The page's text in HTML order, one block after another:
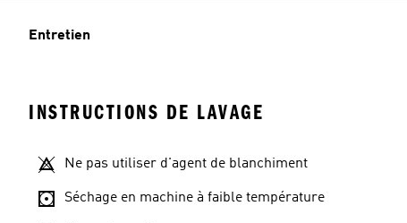
Entretien
INSTRUCTIONS DE LAVAGE
Ne pas utiliser d'agent de blanchiment
Séchage en machine à faible température